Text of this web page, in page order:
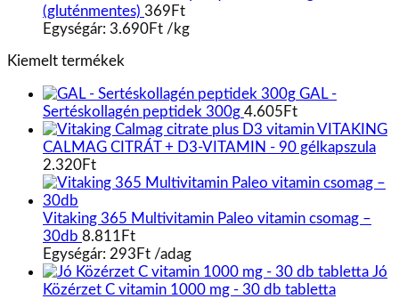
(gluténmentes) 369 Ft
Egységár: 3.690Ft /kg
Kiemelt termékek
GAL -
Sertéskollagén peptidek 300g 4.605 Ft
VITAKING
CALMAG CITRÁT + D3-VITAMIN - 90 gélkapszula
2.320Ft
Vitaking 365 Multivitamin Paleo vitamin csomag –
30db 8.811 Ft
Egységár: 293 Ft /adag
Jó
Közérzet C vitamin 1000 mg - 30 db tabletta